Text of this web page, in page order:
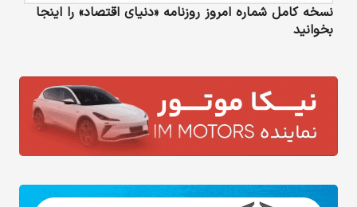
نسخه کامل شماره امروز روزنامه «دنیای‌ اقتصاد» را اینجا
بخوانید